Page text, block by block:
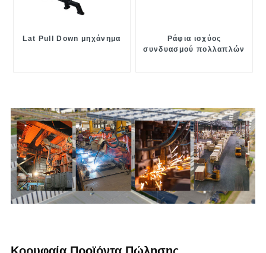
Lat Pull Down μηχάνημα
Ράφια ισχύος
συνδυασμού πολλαπλών
Κορυφαία Προϊόντα Πώλησης